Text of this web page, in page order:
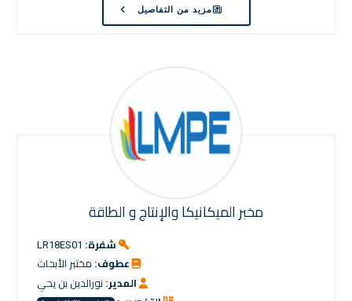
مزيد من التفاصيل
مخبر الميكانيكا والإنتاج و الطاقة
شفرة: LR18ES01
عطوف: مختبر الأبحاث
المدير: نورالدين بن يحي